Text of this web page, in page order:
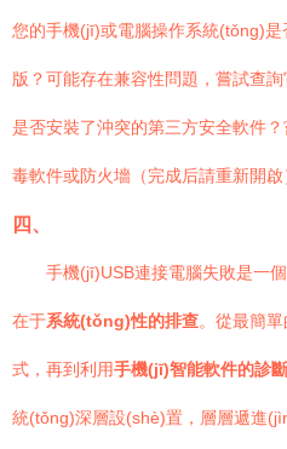
您的手機(jī)或電腦操作系統(tǒng)
版？可能存在兼容性問題，嘗試查詢
是否安裝了沖突的第三方安全軟件
毒軟件或防火墻（完成后請重新開啟
四、
手機(jī)USB連接電腦失敗是一
在于系統(tǒng)性的排查。從最簡
式，再到利用手機(jī)智能軟件的診
統(tǒng)深層設(shè)置，層層遞進